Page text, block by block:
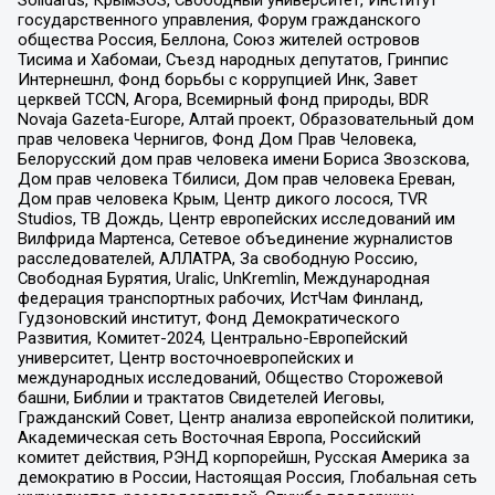
государственного управления, Форум гражданского
общества Россия, Беллона, Союз жителей островов
Тисима и Хабомаи, Съезд народных депутатов, Гринпис
Интернешнл, Фонд борьбы с коррупцией Инк, Завет
церквей TCCN, Агора, Всемирный фонд природы, BDR
Novaja Gazeta-Europe, Алтай проект, Образовательный дом
прав человека Чернигов, Фонд Дом Прав Человека,
Белорусский дом прав человека имени Бориса Звозскова,
Дом прав человека Тбилиси, Дом прав человека Ереван,
Дом прав человека Крым, Центр дикого лосося, TVR
Studios, ТВ Дождь, Центр европейских исследований им
Вилфрида Мартенса, Сетевое объединение журналистов
расследователей, АЛЛАТРА, За свободную Россию,
Свободная Бурятия, Uralic, UnKremlin, Международная
федерация транспортных рабочих, ИстЧам Финланд,
Гудзоновский институт, Фонд Демократического
Развития, Комитет-2024, Центрально-Европейский
университет, Центр восточноевропейских и
международных исследований, Общество Сторожевой
башни, Библии и трактатов Свидетелей Иеговы,
Гражданский Совет, Центр анализа европейской политики,
Академическая сеть Восточная Европа, Российский
комитет действия, РЭНД корпорейшн, Русская Америка за
демократию в России, Настоящая Россия, Глобальная сеть